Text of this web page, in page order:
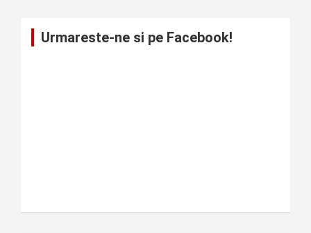
Urmareste-ne si pe Facebook!